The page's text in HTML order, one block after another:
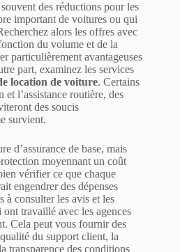
des réductions pour les
important de voitures ou qui
alors les offres avec
du volume et de la
particulièrement avantageuses
part, examinez les services
location de voiture. Certains
et l’assistance routière, des
des soucis
survient.
d’assurance de base, mais
moyennant un coût
vérifier ce que chaque
engendrer des dépenses
à consulter les avis et les
ont travaillé avec les agences
Cela peut vous fournir des
du support client, la
transparence des conditions